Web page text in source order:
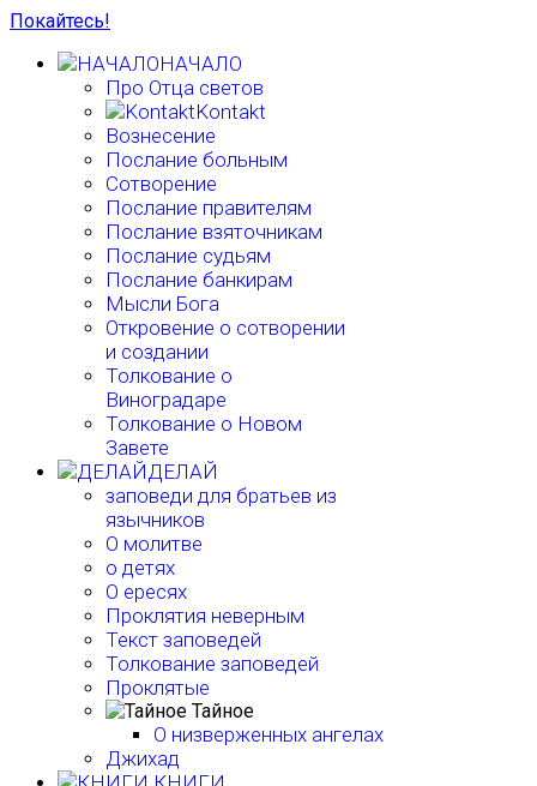
Покайтесь!
НАЧАЛО
Про Отца светов
Kontakt
Вознесение
Послание больным
Сотворение
Послание правителям
Послание взяточникам
Послание судьям
Послание банкирам
Мысли Бога
Откровение о сотворении
и создании
Толкование о
Виноградаре
Толкование о Новом
Завете
ДЕЛАЙ
заповеди для братьев из
язычников
О молитве
о детях
О ересях
Проклятия неверным
Текст заповедей
Толкование заповедей
Проклятые
Тайное
О низверженных ангелах
Джихад